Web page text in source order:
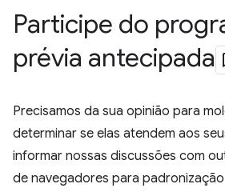
Participe do
prévia antecipada
Precisamos da sua opinião para
determinar se elas atendem aos
informar nossas discussões com
de navegadores para